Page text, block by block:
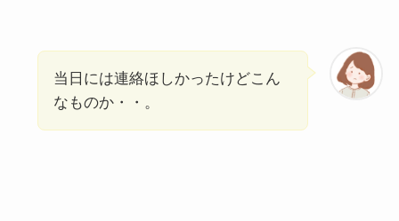
当日には連絡ほしかったけどこん
なものか・・。